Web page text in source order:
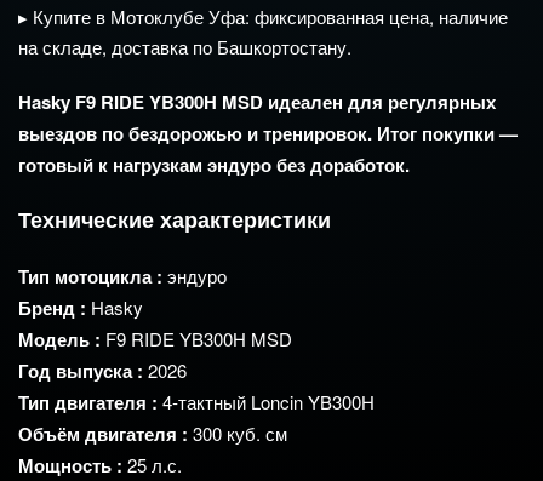
▸ Купите в МотоклубеУфа: фиксированная цена, наличие
наскладе, доставка по Башкортостану.
Hasky F9 RIDEYB300H MSD идеален для регулярных
выездов побездорожью итренировок. Итог покупки—
готовый к нагрузкам эндуробездоработок.
Техническиехарактеристики
Тип мотоцикла: эндуро
Бренд : Hasky
Модель : F9 RIDE YB300H MSD
Год выпуска: 2026
Тип двигателя : 4‑тактный Loncin YB300H
Объём двигателя : 300 куб. см
Мощность : 25 л.с.